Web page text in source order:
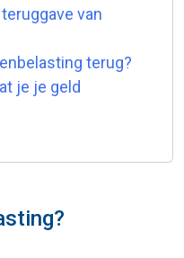
van
terug?
je je geld